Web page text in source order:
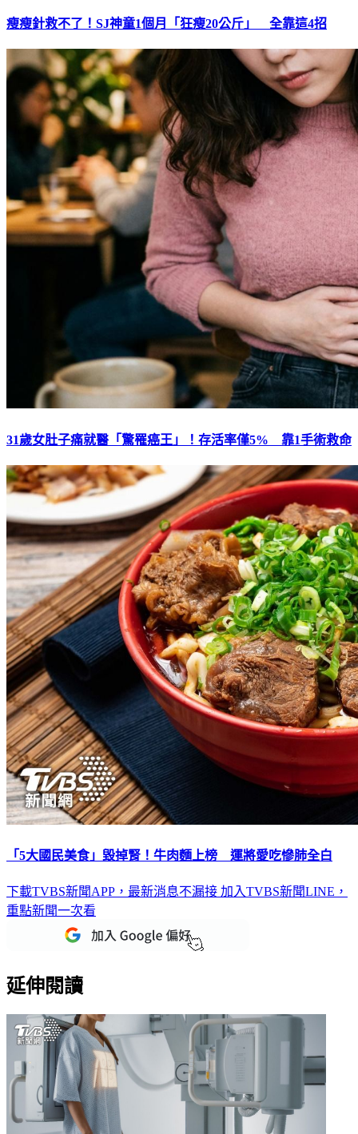
瘦瘦針救不了！SJ神童1個月「狂瘦20公斤」 全靠這4招
31歲女肚子痛就醫「驚罹癌王」！存活率僅5% 靠1手術救命
「5大國民美食」毀掉腎！牛肉麵上榜 運將愛吃慘肺全白
下載TVBS新聞APP，最新消息不漏接 加入TVBS新聞LINE，
重點新聞一次看
延伸閱讀